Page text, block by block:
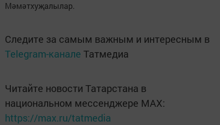
Мәмәтхуҗалылар.
Следите за самым важным и интересным в
Telegram-канале Татмедиа
Читайте новости Татарстана в
национальном мессенджере MАХ:
https://max.ru/tatmedia